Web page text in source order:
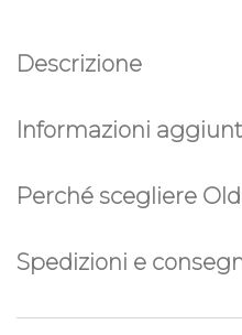
Descrizione
Informazioni
Perché scegliere
Spedizioni e